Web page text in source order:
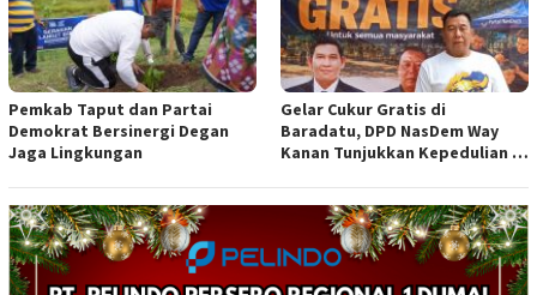
Pemkab Taput dan Partai
Demokrat Bersinergi Degan
Jaga Lingkungan
Gelar Cukur Gratis di
Baradatu, DPD NasDem Way
Kanan Tunjukkan Kepedulian di